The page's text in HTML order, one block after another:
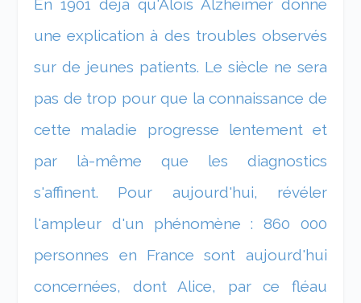
En 1901 déjà qu'Alois Alzheimer donne
une explication à des troubles observés
sur de jeunes patients. Le siècle ne sera
pas de trop pour que la connaissance de
cette maladie progresse lentement et
par là-même que les diagnostics
s'affinent. Pour aujourd'hui, révéler
l'ampleur d'un phénomène : 860 000
personnes en France sont aujourd'hui
concernées, dont Alice, par ce fléau